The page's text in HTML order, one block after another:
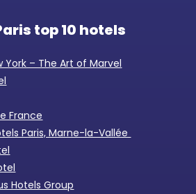
top 10 hotels
York – The Art of Marvel
France
Paris, Marne-la-Vallée
Hotels Group